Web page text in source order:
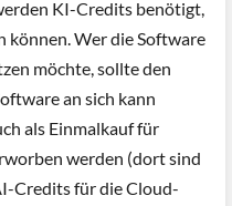
KI-Credits benötigt,
können. Wer die Software
möchte, sollte den
an sich kann
als Einmalkauf für
werden (dort sind
Credits für die Cloud-